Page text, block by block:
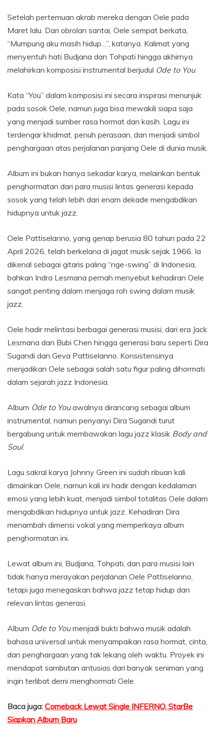
Setelah pertemuan akrab mereka dengan Oele pada
Maret lalu. Dari obrolan santai, Oele sempat berkata,
“Mumpung aku masih hidup…”, katanya. Kalimat yang
menyentuh hati Budjana dan Tohpati hingga akhirnya
melahirkan komposisi instrumental berjudul Ode to You.
Kata “You” dalam komposisi ini secara inspirasi menunjuk
pada sosok Oele, namun juga bisa mewakili siapa saja
yang menjadi sumber rasa hormat dan kasih. Lagu ini
terdengar khidmat, penuh perasaan, dan menjadi simbol
penghargaan atas perjalanan panjang Oele di dunia musik.
Album ini bukan hanya sekadar karya, melainkan bentuk
penghormatan dari para musisi lintas generasi kepada
sosok yang telah lebih dari enam dekade mengabdikan
hidupnya untuk jazz.
Oele Pattiselanno, yang genap berusia 80 tahun pada 22
April 2026, telah berkelana di jagat musik sejak 1966. Ia
dikenal sebagai gitaris paling “nge-swing” di Indonesia,
bahkan Indra Lesmana pernah menyebut kehadiran Oele
sangat penting dalam menjaga roh swing dalam musik
jazz.
Oele hadir melintasi berbagai generasi musisi, dari era Jack
Lesmana dan Bubi Chen hingga generasi baru seperti Dira
Sugandi dan Geva Pattiselanno. Konsistensinya
menjadikan Oele sebagai salah satu figur paling dihormati
dalam sejarah jazz Indonesia.
Album Ode to Youawalnya dirancang sebagai album
instrumental, namun penyanyi Dira Sugandi turut
bergabung untuk membawakan lagu jazz klasik Body and
Soul.
Lagu sakral karya Johnny Green ini sudah ribuan kali
dimainkan Oele, namun kali ini hadir dengan kedalaman
emosi yang lebih kuat, menjadi simbol totalitas Oele dalam
mengabdikan hidupnya untuk jazz. Kehadiran Dira
menambah dimensi vokal yang memperkaya album
penghormatan ini.
Lewat album ini, Budjana, Tohpati, dan para musisi lain
tidak hanya merayakan perjalanan Oele Pattiselanno,
tetapi juga menegaskan bahwa jazz tetap hidup dan
relevan lintas generasi.
Album Ode to Youmenjadi bukti bahwa musik adalah
bahasa universal untuk menyampaikan rasa hormat, cinta,
dan penghargaan yang tak lekang oleh waktu. Proyek ini
mendapat sambutan antusias dari banyak seniman yang
ingin terlibat demi menghormati Oele.
Baca juga: Comeback Lewat Single INFERNO, StarBe
Siapkan Album Baru